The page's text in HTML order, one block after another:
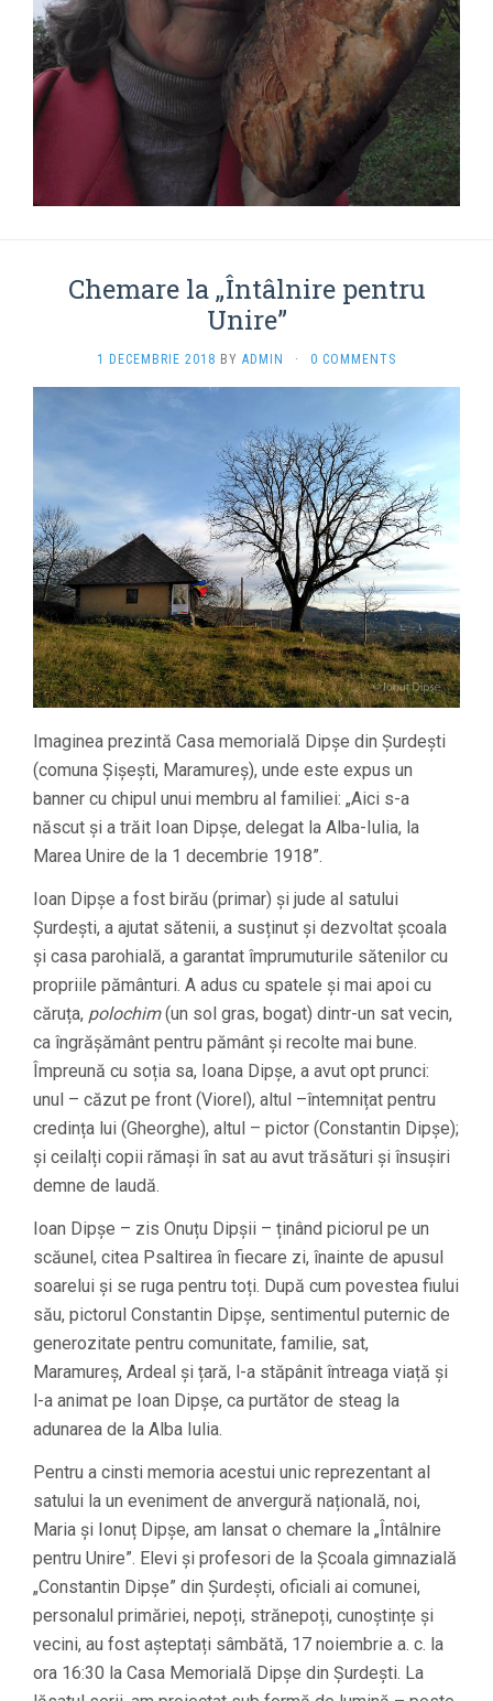
Chemare la „Întâlnire pentru
Unire”
1 DECEMBRIE 2018 BY ADMIN · 0 COMMENTS
Imaginea prezintă Casa memorială Dipșe din Șurdești
(comuna Șișești, Maramureș), unde este expus un
banner cu chipul unui membru al familiei: „Aici s-a
născut și a trăit Ioan Dipșe, delegat la Alba-Iulia, la
Marea Unire de la 1 decembrie 1918”.
Ioan Dipșe a fost birău (primar) și jude al satului
Șurdești, a ajutat sătenii, a susținut și dezvoltat școala
și casa parohială, a garantat împrumuturile sătenilor cu
propriile pământuri. A adus cu spatele și mai apoi cu
căruța, polochim(un sol gras, bogat) dintr-un sat vecin,
ca îngrășământ pentru pământ și recolte mai bune.
Împreună cu soția sa, Ioana Dipșe, a avut opt prunci:
unul – căzut pe front (Viorel), altul –întemnițat pentru
credința lui (Gheorghe), altul – pictor (Constantin Dipșe);
și ceilalți copii rămași în sat au avut trăsături și însușiri
demne de laudă.
Ioan Dipșe – zis Onuțu Dipșii – ținând piciorul pe un
scăunel, citea Psaltirea în fiecare zi, înainte de apusul
soarelui și se ruga pentru toți. După cum povestea fiului
său, pictorul Constantin Dipșe, sentimentul puternic de
generozitate pentru comunitate, familie, sat,
Maramureș, Ardeal și țară, l-a stăpânit întreaga viață și
l-a animat pe Ioan Dipșe, ca purtător de steag la
adunarea de la Alba Iulia.
Pentru a cinsti memoria acestui unic reprezentant al
satului la un eveniment de anvergură națională, noi,
Maria și Ionuț Dipșe, am lansat o chemare la „Întâlnire
pentru Unire”. Elevi și profesori de la Școala gimnazială
„Constantin Dipșe” din Șurdești, oficiali ai comunei,
personalul primăriei, nepoți, strănepoți, cunoștințe și
vecini, au fost așteptați sâmbătă, 17 noiembrie a. c. la
ora 16:30 la Casa Memorială Dipșe din Șurdești. La